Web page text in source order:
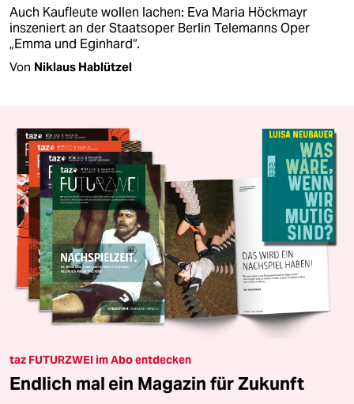
Auch Kaufleute wollen lachen: Eva Maria Höckmayr
inszeniert an der Staatsoper Berlin Telemanns Oper
„Emma und Eginhard“.
Von Niklaus Hablützel
taz FUTURZWEI im Abo entdecken
Endlich mal ein Magazin für Zukunft